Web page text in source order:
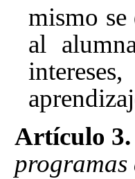
mismo se
al
Artículo 3.
programas